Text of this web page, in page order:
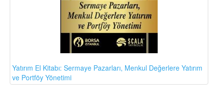
Yatırım El Kitabı: Sermaye Pazarları, Menkul Değerlere Yatırım
ve Portföy Yönetimi